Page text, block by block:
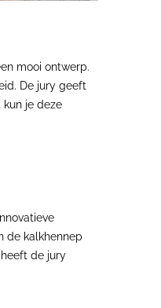
mooi ontwerp.
De jury geeft
je deze
de kalkhennep
de jury